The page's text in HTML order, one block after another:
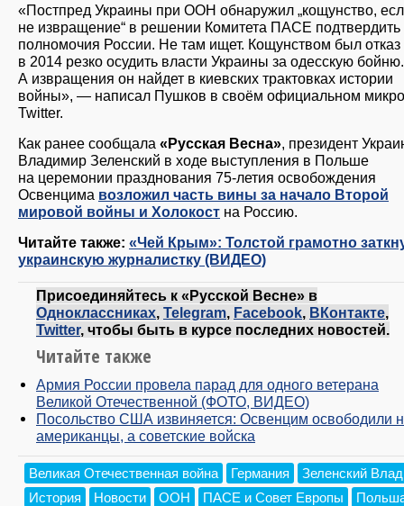
«Постпред Украины при ООН обнаружил „кощунство,
не извращение“ в решении Комитета ПАСЕ подтвердить
полномочия России. Не там ищет. Кощунством был
в 2014 резко осудить власти Украины за одесскую бойню.
А извращения он найдет в киевских трактовках истории
войны», — написал Пушков в своём официальном
Twitter.
Как ранее сообщала «Русская Весна», президент
Владимир Зеленский в ходе выступления в Польше
на церемонии празднования 75-летия освобождения
Освенцима возложил часть вины за начало Второй
мировой войны и Холокост на Россию.
Читайте также: «Чей Крым»: Толстой грамотно
украинскую журналистку (ВИДЕО)
Присоединяйтесь к «Русской Весне» в
Одноклассниках, Telegram, Facebook, ВКонтакте,
Twitter, чтобы быть в курсе последних новостей.
Читайте также
Армия России провела парад для одного ветерана
Великой Отечественной (ФОТО, ВИДЕО)
Посольство США извиняется: Освенцим освободили
американцы, а советские войска
Великая Отечественная война Германия
Зеленский
История
Новости ООН ПАСЕ и Совет Европы